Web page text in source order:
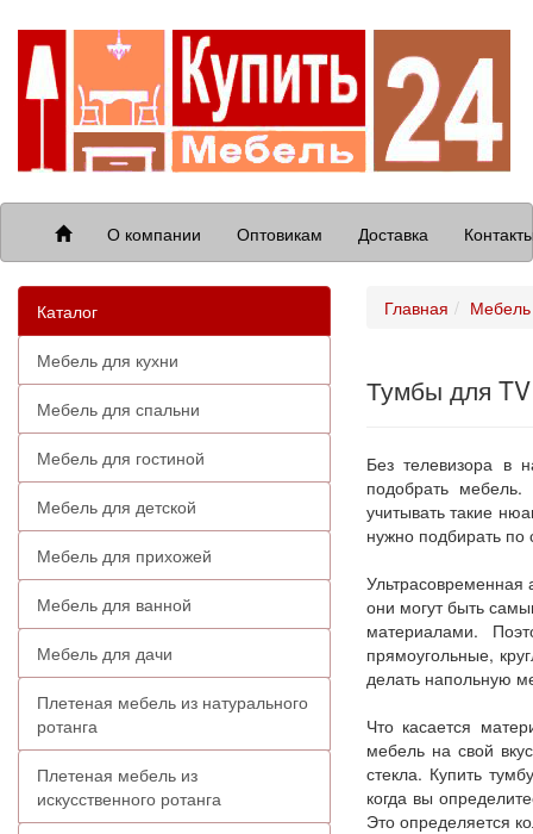
О компании Оптовикам Доставка
Каталог
Мебель для кухни
Мебель для спальни
Мебель для гостиной
Мебель для детской
Мебель для прихожей
Мебель для ванной
Мебель для дачи
Плетеная мебель из натурального
ротанга
Плетеная мебель из
искусственного ротанга
Главная Мебель
Тумбы для TV
Без телевизора в
подобрать
учитывать такие
нужно подбирать по
Ультрасовременная
они могут быть
материалами.
прямоугольные,
делать напольную
Что касается
мебель на свой
стекла. Купить
когда вы
Это определяется